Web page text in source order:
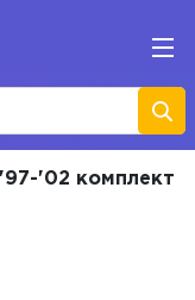
'02 комплект